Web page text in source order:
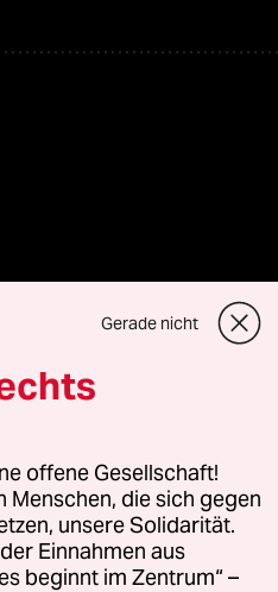
GmbH
Fragen oder für Genehmigungen
Kommune-Richtlinien
Gerade nicht
offene Gesellschaft!
Menschen, die sich gegen
unsere Solidarität.
Einnahmen aus
beginnt im Zentrum“ –